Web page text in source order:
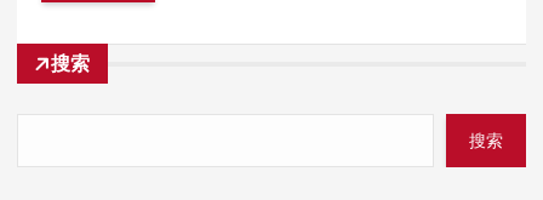
搜索
搜索